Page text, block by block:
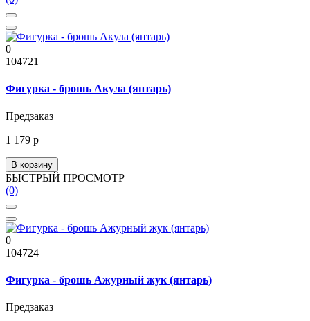
0
104721
Фигурка - брошь Акула (янтарь)
Предзаказ
1 179 р
В корзину
БЫСТРЫЙ ПРОСМОТР
(0)
0
104724
Фигурка - брошь Ажурный жук (янтарь)
Предзаказ